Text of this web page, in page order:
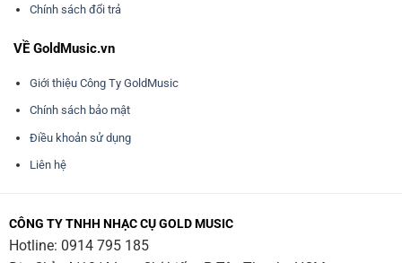
Chính sách đổi trả
VỀ GoldMusic.vn
Giới thiệu Công Ty GoldMusic
Chính sách bảo mật
Điều khoản sử dụng
Liên hệ
CÔNG TY TNHH NHẠC CỤ GOLD MUSIC
Hotline: 0914 795 185